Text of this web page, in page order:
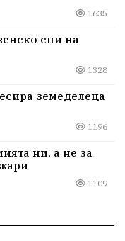
1635
спи на
1328
земеделеца
1196
ни, а не за
1109